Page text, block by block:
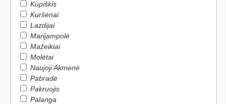
Kupiškis
Kuršėnai
Lazdijai
Marijampolė
Mažeikiai
Molėtai
Naujoji Akmenė
Pabradė
Pakruojis
Palanga